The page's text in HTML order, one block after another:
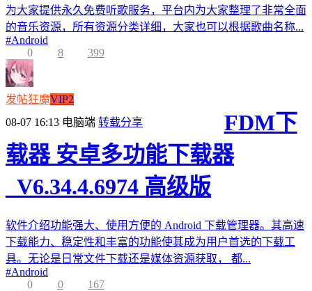
为大家提供永久免费听歌服务，平台内为大家整理了非常全面
的音乐资源，所有资源分类详细，大家也可以根据歌曲名称...
#Android
0
8 399
发帖狂魔VIP2
08-07 16:13 电脑端 转载分享
FDM下
载器 安卓多功能下载器
_V6.34.4.6974 高级版
软件介绍功能强大、使用方便的 Android 下载管理器。其高速
下载能力、稳定性和丰富的功能使其成为用户首选的下载工
具。无论是日常文件下载还是媒体资源获取， 都...
#Android
0
0 167